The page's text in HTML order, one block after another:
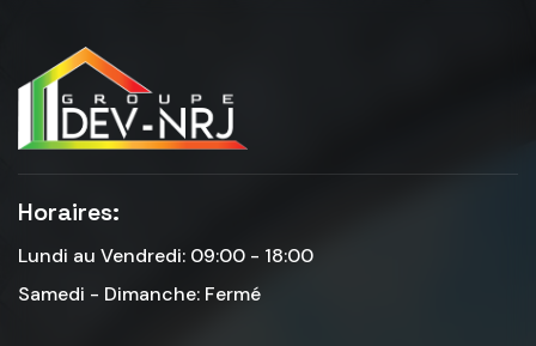
Horaires:
Lundi au Vendredi: 09:00 - 18:00
Samedi - Dimanche: Fermé